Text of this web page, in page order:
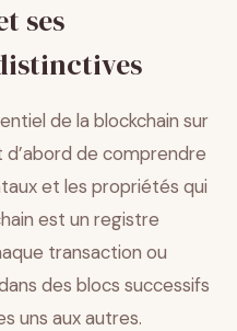
ses
de la blockchain sur
d’abord de comprendre
et les propriétés qui
est un registre
transaction ou
des blocs successifs
uns aux autres.